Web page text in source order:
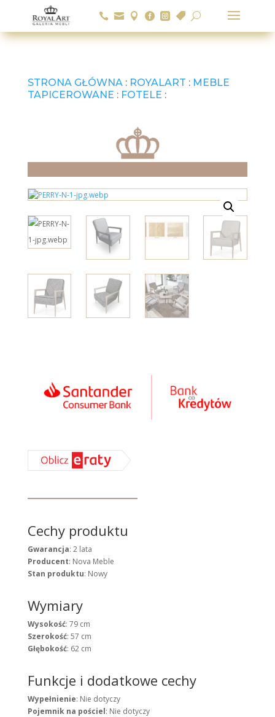
      U
STRONA GŁÓWNA: ROYALART : MEBLE
TAPICEROWANE : FOTELE :
Cechy produktu
Gwarancja: 2 lata
Producent: Nova Meble
Stan produktu: Nowy
Wymiary
Wysokość: 79 cm
Szerokość: 57 cm
Głębokość: 62 cm
Funkcje i dodatkowe cechy
Wypełnienie: Nie dotyczy
Pojemnik na pościel: Nie dotyczy